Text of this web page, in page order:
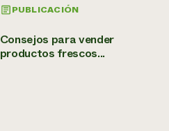
PUBLICACIÓN
Consejos para vender
productos frescos...